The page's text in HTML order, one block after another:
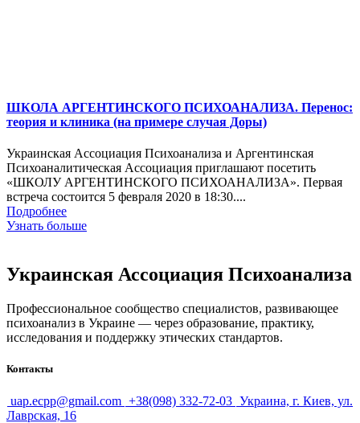
ШКОЛА АРГЕНТИНСКОГО ПСИХОАНАЛИЗА. Перенос:
теория и клиника (на примере случая Доры)
Украинская Ассоциация Психоанализа и Аргентинская
Психоаналитическая Ассоциация приглашают посетить
«ШКОЛУ АРГЕНТИНСКОГО ПСИХОАНАЛИЗА». Первая
встреча состоится 5 февраля 2020 в 18:30....
Подробнее
Узнать больше
Украинская Ассоциация Психоанализа
Профессиональное сообщество специалистов, развивающее
психоанализ в Украине — через образование, практику,
исследования и поддержку этических стандартов.
Контакты
uap.ecpp@gmail.com +38(098) 332-72-03 Украина, г. Киев, ул.
Лаврская, 16